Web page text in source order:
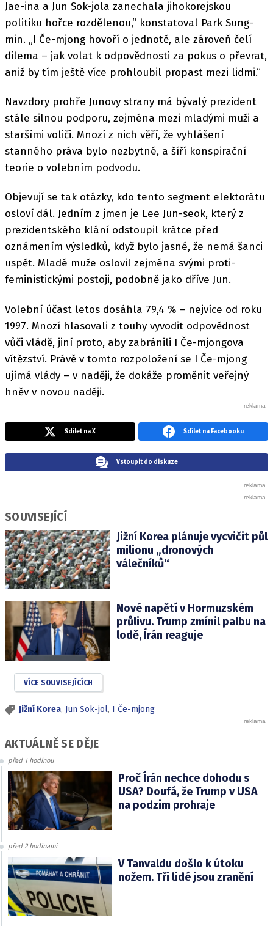
Jae-ina a Jun Sok-jola zanechala jihokorejskou
politiku hořce rozdělenou,“ konstatoval Park Sung-
min. „I Če-mjong hovoří o jednotě, ale zároveň čelí
dilema – jak volat k odpovědnosti za pokus o převrat,
aniž by tím ještě více prohloubil propast mezi lidmi.“
Navzdory prohře Junovy strany má bývalý prezident
stále silnou podporu, zejména mezi mladými muži a
staršími voliči. Mnozí z nich věří, že vyhlášení
stanného práva bylo nezbytné, a šíří konspirační
teorie o volebním podvodu.
Objevují se tak otázky, kdo tento segment elektorátu
osloví dál. Jedním z jmen je Lee Jun-seok, který z
prezidentského klání odstoupil krátce před
oznámením výsledků, když bylo jasné, že nemá šanci
uspět. Mladé muže oslovil zejména svými proti-
feministickými postoji, podobně jako dříve Jun.
Volební účast letos dosáhla 79,4 % – nejvíce od roku
1997. Mnozí hlasovali z touhy vyvodit odpovědnost
vůči vládě, jiní proto, aby zabránili I Če-mjongova
vítězství. Právě v tomto rozpoložení se I Če-mjong
ujímá vlády – v naději, že dokáže proměnit veřejný
hněv v novou naději.
Sdílet na X Sdílet na Facebooku
Vstoupit do diskuze
SOUVISEJÍCÍ
Jižní Korea plánuje vycvičit půl
milionu „dronových
válečníků“
Nové napětí v Hormuzském
průlivu. Trump zmínil palbu na
lodě, Írán reaguje
VÍCE SOUVISEJÍCÍCH
Jižní Korea, Jun Sok-jol, I Če-mjong
AKTUÁLNĚ SE DĚJE
před 1 hodinou
Proč Írán nechce dohodu s
USA? Doufá, že Trump v USA
na podzim prohraje
před 2 hodinami
V Tanvaldu došlo k útoku
nožem. Tři lidé jsou zranění